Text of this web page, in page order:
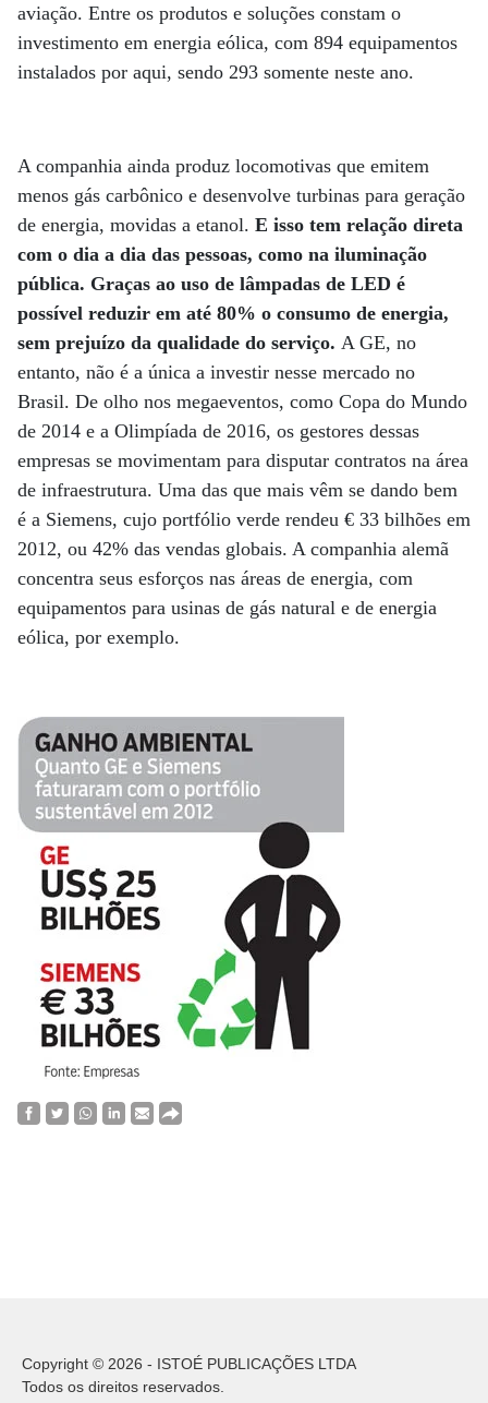
aviação. Entre os produtos e soluções constam o
investimento em energia eólica, com 894 equipamentos
instalados por aqui, sendo 293 somente neste ano.
A companhia ainda produz locomotivas que emitem
menos gás carbônico e desenvolve turbinas para geração
de energia, movidas a etanol. E isso tem relação direta
com o dia a dia das pessoas, como na iluminação
pública. Graças ao uso de lâmpadas de LED é
possível reduzir em até 80% o consumo de energia,
sem prejuízo da qualidade do serviço. A GE, no
entanto, não é a única a investir nesse mercado no
Brasil. De olho nos megaeventos, como Copa do Mundo
de 2014 e a Olimpíada de 2016, os gestores dessas
empresas se movimentam para disputar contratos na área
de infraestrutura. Uma das que mais vêm se dando bem
é a Siemens, cujo portfólio verde rendeu € 33 bilhões em
2012, ou 42% das vendas globais. A companhia alemã
concentra seus esforços nas áreas de energia, com
equipamentos para usinas de gás natural e de energia
eólica, por exemplo.
Copyright © 2026 - ISTOÉ PUBLICAÇÕES LTDA
Todos os direitos reservados.